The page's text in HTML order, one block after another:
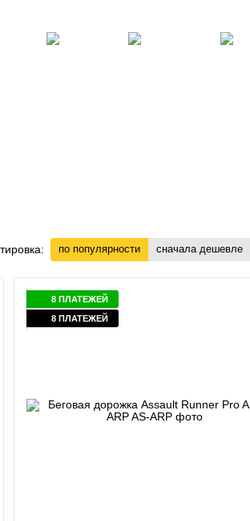
по популярности сначала дешевле
8 ПЛАТЕЖЕЙ
8 ПЛАТЕЖЕЙ